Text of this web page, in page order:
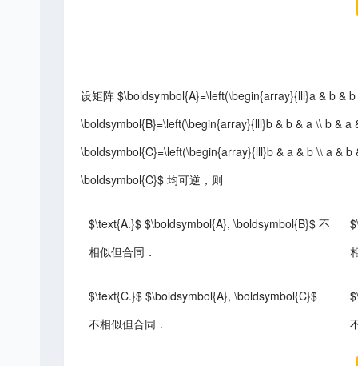
设矩阵 $\boldsymbol{A}=\left(\begin{array}{lll}a & b &
\boldsymbol{B}=\left(\begin{array}{lll}b & b & a \\ b &
\boldsymbol{C}=\left(\begin{array}{lll}b & a & b \\ a &
\boldsymbol{C}$ 均可逆，则
$\text{A.}$ $\boldsymbol{A}, \boldsymbol{B}$ 不
相似但合同．
$\text{C.}$ $\boldsymbol{A}, \boldsymbol{C}$
不相似但合同．